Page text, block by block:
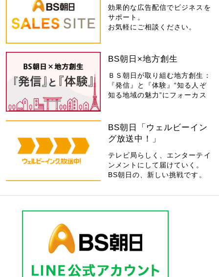
効果的な広告配信でビジネスを
サポート。
お気軽にご相談ください。
BS朝日×地方創生
ＢＳ朝日が取り組む地方創生：
『発信』と『体験』“知る人ぞ
知る地域の魅力”にフォーカス
BS朝日「ウェルビーイン
グ放送中！」
テレビ局らしく、エンターテイ
ンメントにして届けていく。
BS朝日の、新しい挑戦です。